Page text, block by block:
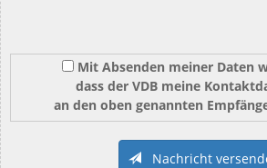
Mit Absenden meiner Daten
dass der VDB meine
an den oben genannten
Nachricht